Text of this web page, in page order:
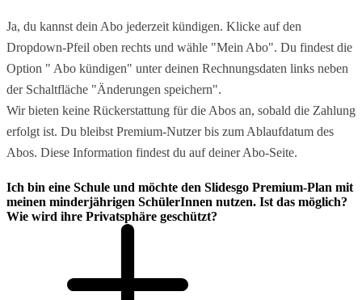
Ja, du kannst dein Abo jederzeit kündigen. Klicke auf den
Dropdown-Pfeil oben rechts und wähle "Mein Abo". Du findest die
Option " Abo kündigen" unter deinen Rechnungsdaten links neben
der Schaltfläche "Änderungen speichern".
Wir bieten keine Rückerstattung für die Abos an, sobald die Zahlung
erfolgt ist. Du bleibst Premium-Nutzer bis zum Ablaufdatum des
Abos. Diese Information findest du auf deiner Abo-Seite.
Ich bin eine Schule und möchte den Slidesgo Premium-Plan mit
meinen minderjährigen SchülerInnen nutzen. Ist das möglich?
Wie wird ihre Privatsphäre geschützt?